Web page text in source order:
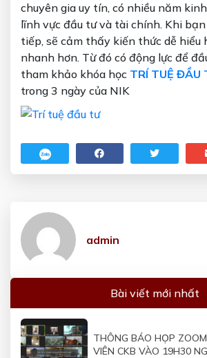
chuyên gia uy tín, có nhiều năm
lĩnh vực đầu tư và tài chính. Khi
tiếp, sẽ cảm thấy kiến thức dễ hiểu
nhanh hơn. Từ đó có động lực để
tham khảo khóa học TRÍ TUỆ ĐẦU
trong 3 ngày của NIK
admin
Bài viết mới nhất
THÔNG BÁO HỌP
VIÊN CKB VÀO 19H30